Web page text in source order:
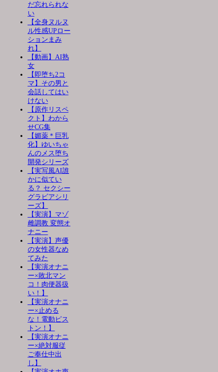
だ忘れられな
い
【全身ヌルヌ
ル性感UPロー
ションまみ
れ】
【動画】AI熟
女
【即堕ち2コ
マ】その男と
会話してはい
けない
【原作リスペ
クト】わから
せCG集
【媚薬＊巨乳
化】ゆいちゃ
んのメス堕ち
開発シリーズ
【実写風AI誰
かに似てい
る？ セクシー
グラビアシリ
ーズ】
【実演】マゾ
雌調教 変態オ
ナニー
【実演】声優
の女性器なめ
てみた
【実演オナニ
ー×敗北マン
コ！肉便器扱
い！】
【実演オナニ
ー×止める
な！電動ピス
トン！】
【実演オナニ
ー×絶対服従
ご奉仕中出
し】